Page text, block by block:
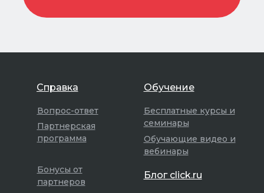
Справка
Вопрос-ответ
Бонусы от
партнеров
Партнерская
программа
Обучение
Бесплатные курсы и
семинары
Обучающие видео и
вебинары
Блог click.ru